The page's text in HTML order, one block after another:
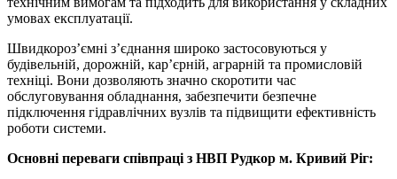
умовах експлуатації.
Швидкороз’ємні з’єднання широко застосовуються у
будівельній, дорожній, кар’єрній, аграрній та промисловій
техніці. Вони дозволяють значно скоротити час
обслуговування обладнання, забезпечити безпечне
підключення гідравлічних вузлів та підвищити ефективність
роботи системи.
Основні переваги співпраці з НВП Рудкор м. Кривий Ріг: